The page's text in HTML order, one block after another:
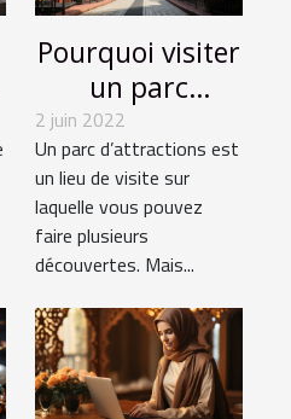
Pourquoi visiter
un parc
d'attractions ?
2 juin 2022
Un parc d’attractions est
un lieu de visite sur
laquelle vous pouvez
faire plusieurs
découvertes. Mais...